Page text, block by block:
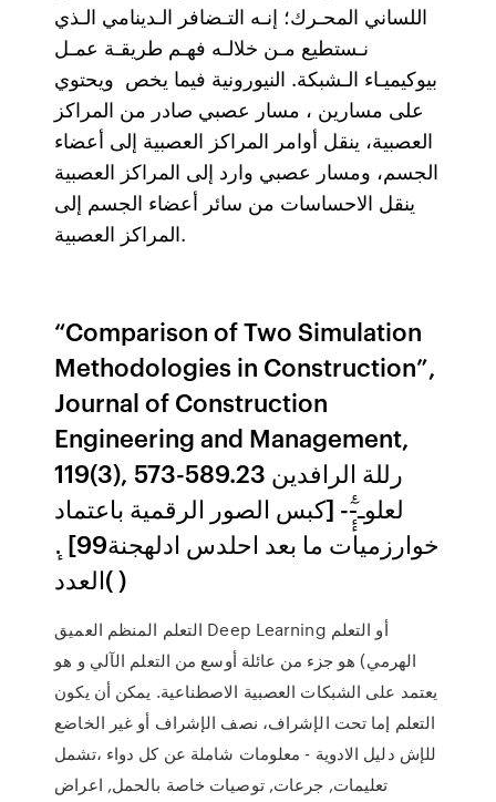
اﻟﻠﺴﺎﻧﻲ اﻟﻤﺤـﺮك؛ إﻧـﻪ اﻟﺘـﻀﺎﻓﺮ اﻟـﺪﻳﻨﺎﻣﻲ اﻟـﺬي
ﻧـﺴﺘﻄﻴﻊ ﻣـﻦ ﺧﻼﻟـﻪ ﻓﻬـﻢ ﻃﺮﻳﻘـﺔ ﻋﻤـﻞ
ﺑﻴﻮﻛﻴﻤﻴـﺎء اﻟـﺸﺒﻜﺔ. اﻟﻨﻴﻮروﻧﻴﺔ ﻓﻴﻤﺎ ﻳﺨﺺ ويحتوي
على مسارين ، مسار عصبي صادر من المراكز
العصبية، ينقل أوامر المراكز العصبية إلى أعضاء
الجسم، ومسار عصبي وارد إلى المراكز العصبية
ينقل الاحساسات من سائر أعضاء الجسم إلى
المراكز العصبية.
“Comparison of Two Simulation
Methodologies in Construction”,
Journal of Construction
Engineering and Management,
119(3), 573-589.23 ‫رللة الرافدين
لعلوـ‬-ٕٕٓٔ- ‫[كبس الصور الرقمية باعتماد
خوارزميات ما بعد احلدس ادلهجنة‬99] .ٕ
(‫ )العدد
التعلم المنظم العميق Deep Learning أو التعلم
الهرمي) هو جزء من عائلة أوسع من التعلم الآلي و هو
يعتمد على الشبكات العصبية الاصطناعية. يمكن أن يكون
التعلم إما تحت الإشراف، نصف الإشراف أو غير الخاضع
للإش دليل الادوية - معلومات شاملة عن كل دواء ،تشمل
تعليمات, جرعات, توصيات خاصة بالحمل, اعراض